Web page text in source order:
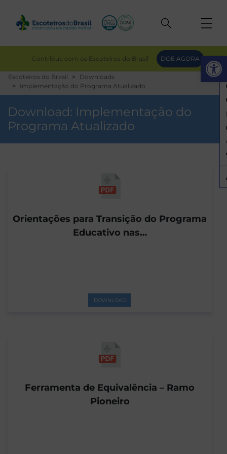
Contribua com os Escoteiros do Brasil DOE AGORA
Escoteiros do Brasil
Downloads
Implementação do Programa Atualizado
Download: Implementação do
Programa Atualizado
Orientações para Transição do Programa
Educativo nas…
DOWNLOAD
Ferramenta de Equivalência – Ramo
Pioneiro